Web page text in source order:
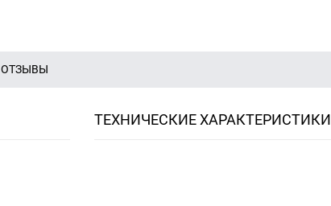
ОТЗЫВЫ
ТЕХНИЧЕСКИЕ ХАРАКТЕРИСТИКИ